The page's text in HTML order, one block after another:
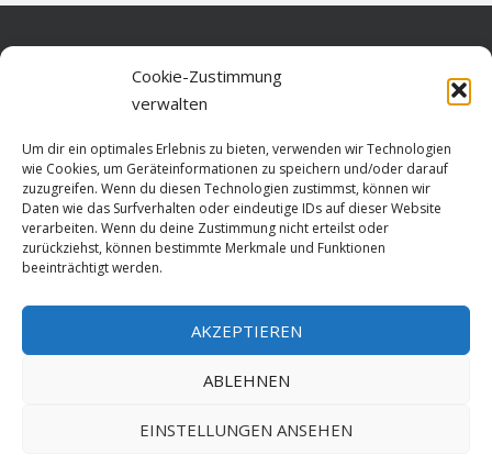
Cookie-Zustimmung
verwalten
Um dir ein optimales Erlebnis zu bieten, verwenden wir Technologien
wie Cookies, um Geräteinformationen zu speichern und/oder darauf
zuzugreifen. Wenn du diesen Technologien zustimmst, können wir
Daten wie das Surfverhalten oder eindeutige IDs auf dieser Website
verarbeiten. Wenn du deine Zustimmung nicht erteilst oder
zurückziehst, können bestimmte Merkmale und Funktionen
beeinträchtigt werden.
AKZEPTIEREN
ABLEHNEN
EINSTELLUNGEN ANSEHEN
Datenschutz
Cookie-Richtlinie (EU)
Impressum
HOME